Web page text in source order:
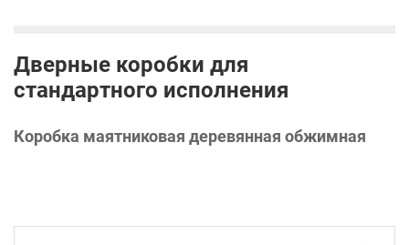
Дверные коробки для
стандартного исполнения
Коробка маятниковая деревянная обжимная